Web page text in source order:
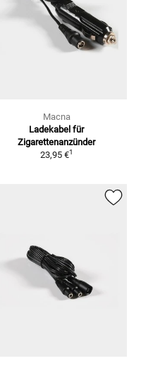
Macna
Ladekabel für
Zigarettenanzünder
23,95 €1